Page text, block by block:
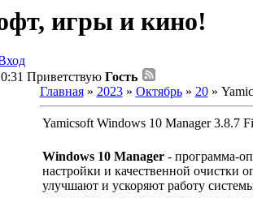
игры и кино!
Приветствую Гость
Главная» 2023 » Октябрь » 20»
Yamicsoft Windows 10 Manager 3.8.7
Windows 10 Manager- программа-
настройки и качественной очистки
улучшают и ускоряют работу